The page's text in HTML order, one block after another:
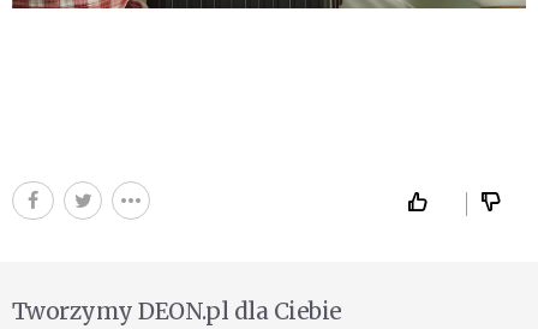
Tworzymy DEON.pl dla Ciebie